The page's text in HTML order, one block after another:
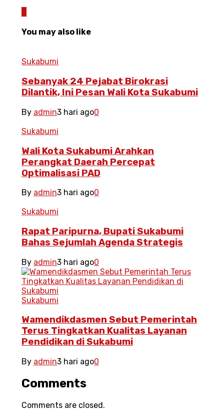
You may also like
Sukabumi
Sebanyak 24 Pejabat Birokrasi
Dilantik, Ini Pesan Wali Kota Sukabumi
By admin3 hari ago0
Sukabumi
Wali Kota Sukabumi Arahkan
Perangkat Daerah Percepat
Optimalisasi PAD
By admin3 hari ago0
Sukabumi
Rapat Paripurna, Bupati Sukabumi
Bahas Sejumlah Agenda Strategis
By admin3 hari ago0
Sukabumi
Wamendikdasmen Sebut Pemerintah
Terus Tingkatkan Kualitas Layanan
Pendidikan di Sukabumi
By admin3 hari ago0
Comments
Comments are closed.